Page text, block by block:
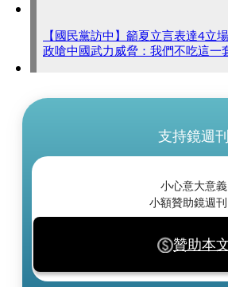
【國民黨訪中】籲夏立言表達4
政嗆中國武力威脅：我們不吃這一
支持鏡週刊
小心意大意義
小額贊助鏡週刊
贊助本